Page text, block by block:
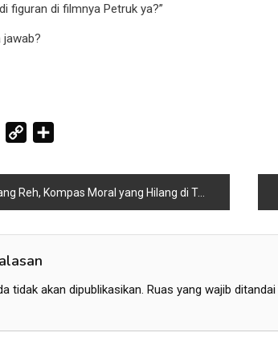
figuran di filmnya Petruk ya?”
jawab?
Copy
Reh, Kompas Moral yang Hilang di Tengah Banjir Informasi
tidak akan dipublikasikan. Ruas yang wajib ditandai